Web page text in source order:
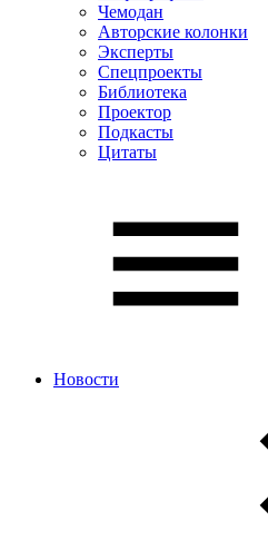
Чемодан
Авторские колонки
Эксперты
Спецпроекты
Библиотека
Проектор
Подкасты
Цитаты
Новости